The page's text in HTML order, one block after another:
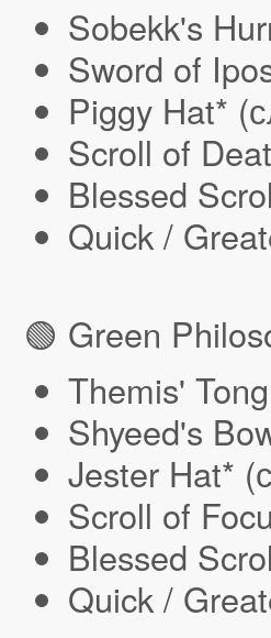
Sobekk's
Sword of
Piggy Hat*
Scroll of
Blessed
Quick /
🟢 Green
Themis'
Shyeed's
Jester Hat*
Scroll of
Blessed
Quick /